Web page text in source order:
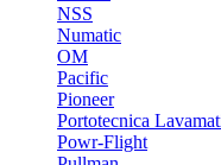
NSS
Numatic
OM
Pacific
Pioneer
Portotecnica
Powr-Flight